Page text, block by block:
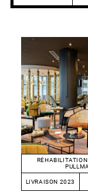
RÉHABILITATION
LIVRAISON 2023